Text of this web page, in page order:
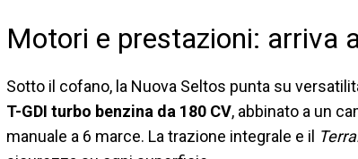
Motori e prestazioni: arriva
Sotto il cofano, la Nuova Seltos punta su
T-GDI turbo benzina da 180 CV, abbinato a un
manuale a 6 marce. La trazione integrale e il